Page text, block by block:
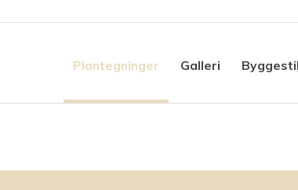
Plantegninger Galleri Byggestil